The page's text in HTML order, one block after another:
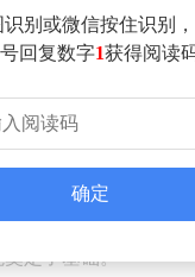
高价值旗舰车型的
现有轿车系列，肩负
，银河TT诚意满满
双叉臂+后五连杆悬
更强的侧向支撑、
与轿跑车型的运动
雷达，有望配备千
接对标主流高端纯
定了基础。
别或微信按住识别
回复数字1获得阅读
确定